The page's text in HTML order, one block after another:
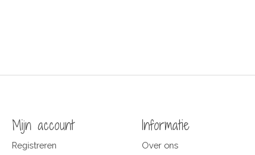
Mijn account
Registreren
Informatie
Over ons